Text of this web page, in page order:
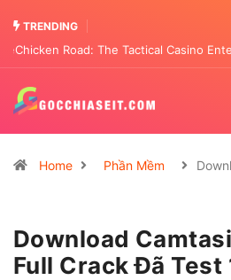
TRENDING
Chicken Road: The Tactical Casino
Home Phần Mềm
Download
Full Crack Đã Test